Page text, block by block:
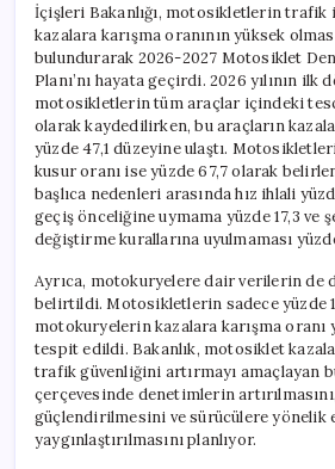
İçişleri Bakanlığı, motosikletlerin trafik
kazalara karışma oranının yüksek
bulundurarak 2026-2027 Motosiklet
Planı’nı hayata geçirdi. 2026 yılının ilk
motosikletlerin tüm araçlar içindeki
olarak kaydedilirken, bu araçların
yüzde 47,1 düzeyine ulaştı.
kusur oranı ise yüzde 67,7 olarak
başlıca nedenleri arasında hız ihlali
geçiş önceliğine uymama yüzde 17,3 ve
değiştirme kurallarına uyulmaması
Ayrıca, motokuryelere dair verilerin de
belirtildi. Motosikletlerin sadece yüzde
motokuryelerin kazalara karışma oranı
tespit edildi. Bakanlık, motosiklet
trafik güvenliğini artırmayı amaçlayan
çerçevesinde denetimlerin artırılmasını,
güçlendirilmesini ve sürücülere yönelik
yaygınlaştırılmasını planlıyor.